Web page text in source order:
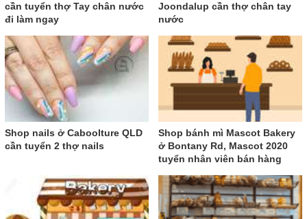
cần tuyển thợ Tay chân nước
đi làm ngay
Joondalup cần thợ chân tay
nước
Shop nails ở Caboolture QLD
cần tuyển 2 thợ nails
Shop bánh mì Mascot Bakery
ở Bontany Rd, Mascot 2020
tuyển nhân viên bán hàng